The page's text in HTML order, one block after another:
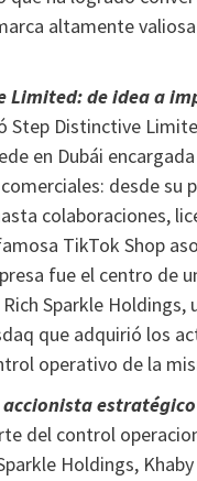
altamente
Limited: de idea a
Step Distinctive
en Dubái
desde su
colaboraciones,
TikTok Shop
fue el centro de
Sparkle Holdings,
que adquirió los
operativo de la
estratégico
del control
Holdings,